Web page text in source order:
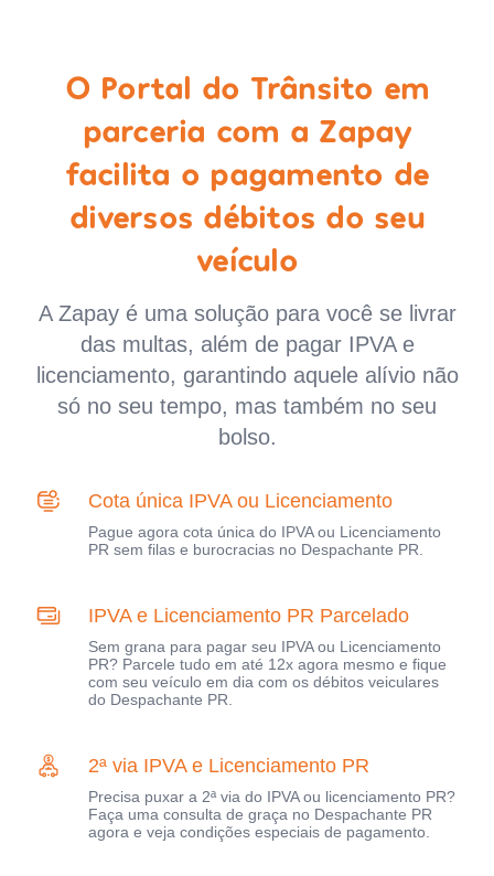
O Portal do Trânsito em
parceria com a Zapay
facilita o pagamento de
diversos débitos do seu
veículo
A Zapay é uma solução para você se livrar
das multas, além de pagar IPVA e
licenciamento, garantindo aquele alívio não
só no seu tempo, mas também no seu
bolso.
Cota única IPVA ou Licenciamento
Pague agora cota única do IPVA ou Licenciamento
PR sem filas e burocracias no Despachante PR.
IPVA e Licenciamento PR Parcelado
Sem grana para pagar seu IPVA ou Licenciamento
PR? Parcele tudo em até 12x agora mesmo e fique
com seu veículo em dia com os débitos veiculares
do Despachante PR.
2ª via IPVA e Licenciamento PR
Precisa puxar a 2ª via do IPVA ou licenciamento PR?
Faça uma consulta de graça no Despachante PR
agora e veja condições especiais de pagamento.